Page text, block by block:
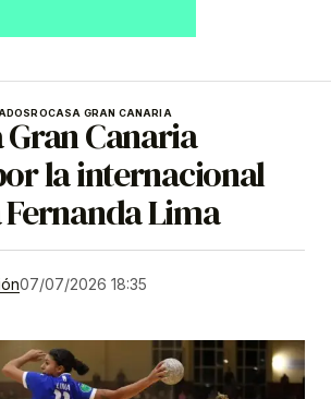
ROCASA GRAN CANARIA
Gran Canaria
la internacional
Lima
07/07/2026 18:35